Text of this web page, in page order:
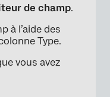
×
de champ.
à l’aide des
Type.
vous avez